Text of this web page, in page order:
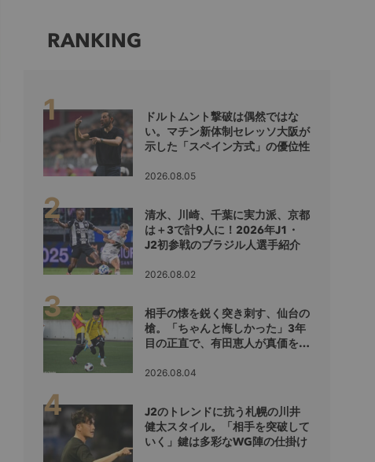
RANKING
ドルトムント撃破は偶然ではな
い。マチン新体制セレッソ大阪が
示した「スペイン方式」の優位性
2026.08.05
清水、川崎、千葉に実力派、京都
は＋3で計9人に！2026年J1・
J2初参戦のブラジル人選手紹介
2026.08.02
相手の懐を鋭く突き刺す、仙台の
槍。「ちゃんと悔しかった」3年
目の正直で、有田恵人が真価を示
2026.08.04
J2のトレンドに抗う札幌の川井
健太スタイル。「相手を突破して
いく」鍵は多彩なWG陣の仕掛け